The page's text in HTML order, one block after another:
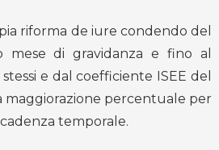
riforma de iure condendo del
mese di gravidanza e fino al
e dal coefficiente ISEE del
maggiorazione percentuale per
temporale.